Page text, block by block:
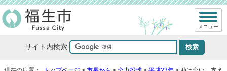
サイト内検索
メニュー